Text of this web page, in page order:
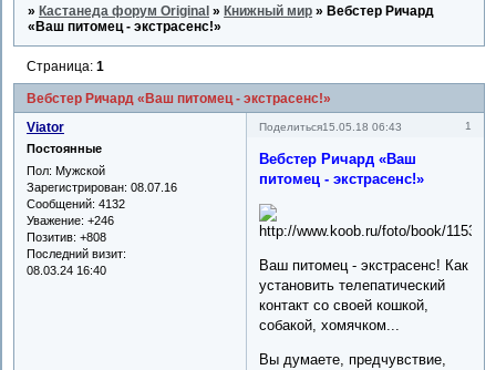
» Кастанеда форум Original » Книжный мир » Вебстер Ричард
«Ваш питомец - экстрасенс!»
Вебстер Ричард «Ваш питомец - экстрасенс!»
Страница:1
Поделиться 1
15.05.18 06:43
Viator
Постоянные
Пол: Мужской
Зарегистрирован: 08.07.16
Сообщений: 4132
Уважение: +246
Позитив: +808
Последний визит:
08.03.24 16:40
Вебстер Ричард «Ваш
питомец - экстрасенс!»
Ваш питомец - экстрасенс! Как
установить телепатический
контакт со своей кошкой,
собакой, хомячком...
Вы думаете, предчувствие,